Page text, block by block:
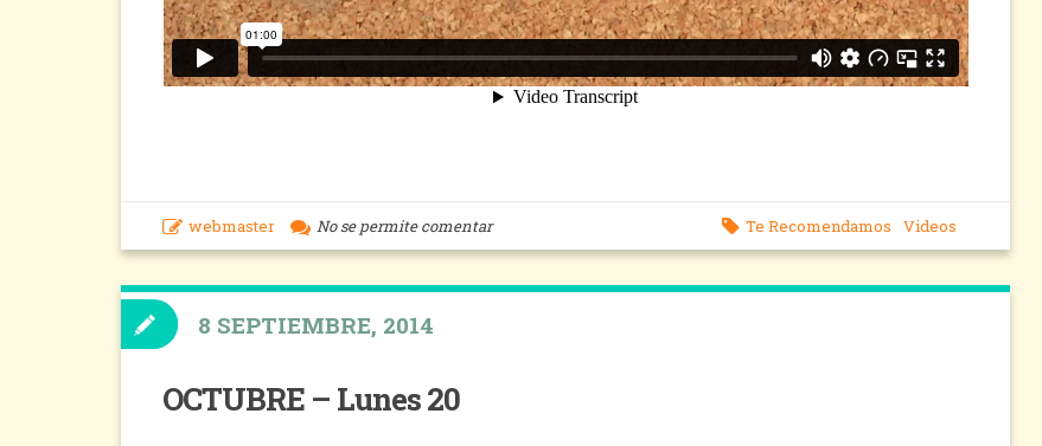
Te Recomendamos Videos
webmaster No se permite comentar
OCTUBRE – Lunes 20
8 SEPTIEMBRE, 2014